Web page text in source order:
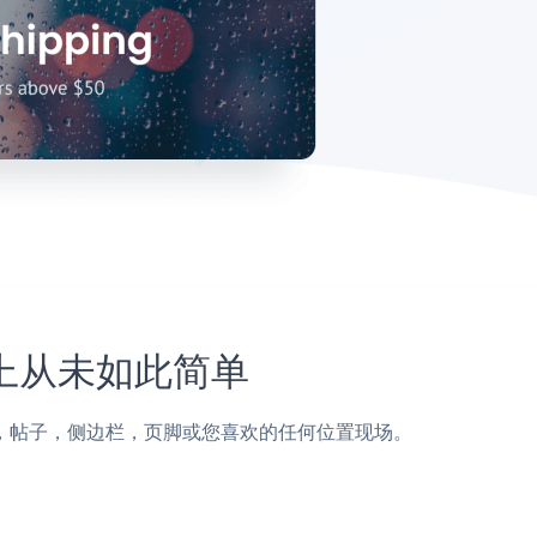
未如此简单
，侧边栏，页脚或您喜欢的任何位置现场。